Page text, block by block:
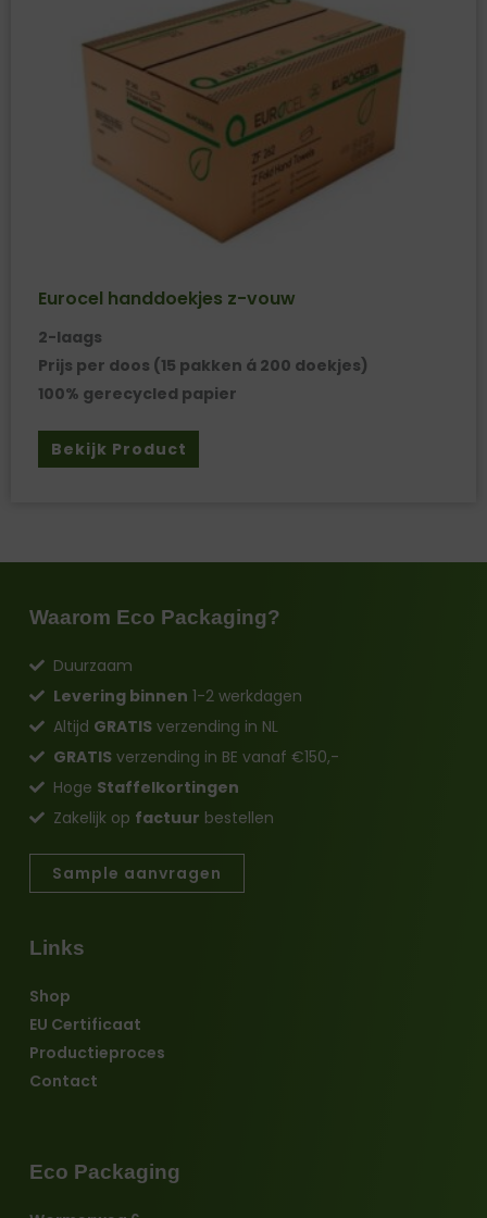
Eurocel handdoekjes z-vouw
2-laags
Prijs per doos (15 pakken á 200 doekjes)
100% gerecycled papier
Bekijk Product
Eco Packaging
Links
Shop
EU Certificaat
Productieproces
Contact
Waarom Eco Packaging?
Duurzaam
Levering binnen 1-2 werkdagen
Altijd GRATIS verzending in NL
GRATIS verzending in BE vanaf €150,-
Hoge Staffelkortingen
Zakelijk op factuur bestellen
Sample aanvragen